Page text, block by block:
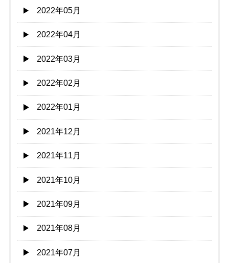
2022年05月
2022年04月
2022年03月
2022年02月
2022年01月
2021年12月
2021年11月
2021年10月
2021年09月
2021年08月
2021年07月